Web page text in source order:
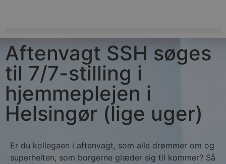
Aftenvagt SSH søges
til 7/7-stilling i
hjemmeplejen i
Helsingør (lige uger)
Er du kollegaen i aftenvagt, som alle drømmer om og
superhelten, som borgerne glæder sig til kommer? Så